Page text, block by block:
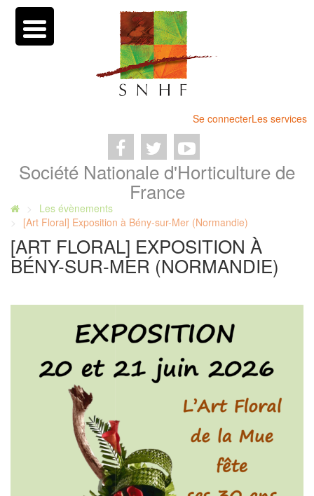
Se connecterLes services
Société Nationale d'Horticulture de
France
Les évènements
[Art Floral] Exposition à Bény-sur-Mer (Normandie)
[ART FLORAL] EXPOSITION À
BÉNY-SUR-MER (NORMANDIE)